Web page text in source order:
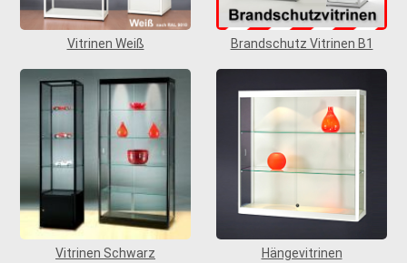
Vitrinen Weiß
Vitrinen Schwarz
Brandschutz Vitrinen B1
Hängevitrinen